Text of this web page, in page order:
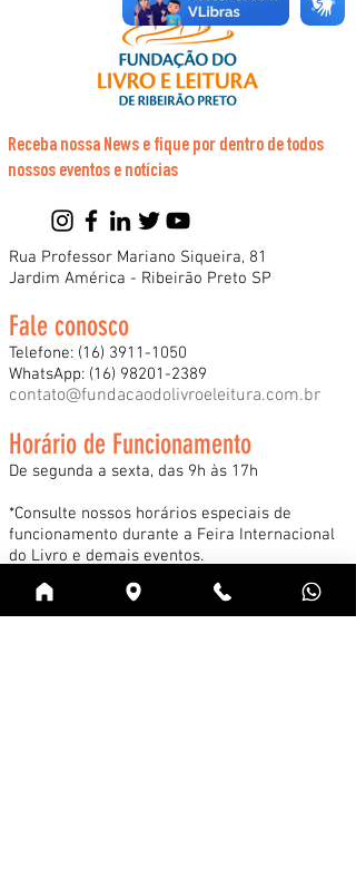
Receba nossa News e fique por dentro de todos
nossos eventos e notícias
Rua Professor Mariano Siqueira, 81
Jardim América - Ribeirão Preto SP
Fale conosco
Telefone: (16) 3911-1050
WhatsApp: (16) 98201-2389
contato@fundacaodolivroeleitura.com.br
Horário de Funcionamento
De segunda a sexta, das 9h às 17h
*Consulte nossos horários especiais de
funcionamento durante a Feira Internacional
do Livro e demais eventos.